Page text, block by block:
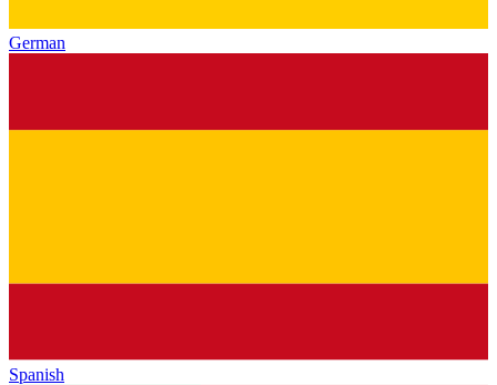
German
Spanish